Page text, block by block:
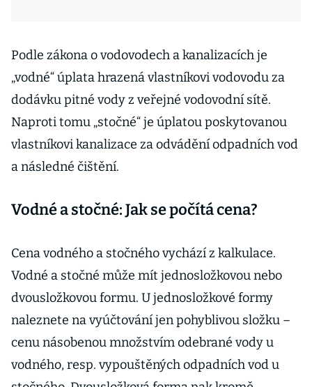
Podle zákona o vodovodech a kanalizacích je
„vodné“ úplata hrazená vlastníkovi vodovodu za
dodávku pitné vody z veřejné vodovodní sítě.
Naproti tomu „stočné“ je úplatou poskytovanou
vlastníkovi kanalizace za odvádění odpadních vod
a následné čištění.
Vodné a stočné: Jak se počítá cena?
Cena vodného a stočného vychází z kalkulace.
Vodné a stočné může mít jednosložkovou nebo
dvousložkovou formu. U jednosložkové formy
naleznete na vyúčtování jen pohyblivou složku –
cenu násobenou množstvím odebrané vody u
vodného, resp. vypouštěných odpadních vod u